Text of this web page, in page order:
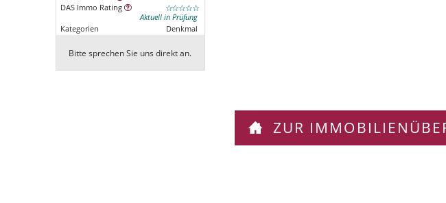
DAS Immo Rating
Aktuell in Prüfung
Kategorien
Denkmal
Bitte sprechen Sie uns direkt an.
ZUR